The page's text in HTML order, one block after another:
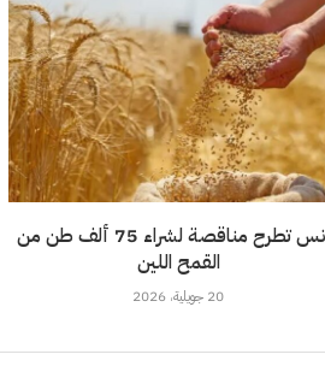
تونس تطرح مناقصة لشراء 75 ألف طن من
القمح اللين
20 جويلية، 2026